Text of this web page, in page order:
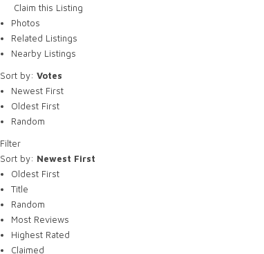
Claim this Listing
Photos
Related Listings
Nearby Listings
Sort by: Votes
Newest First
Oldest First
Random
Filter
Sort by: Newest First
Oldest First
Title
Random
Most Reviews
Highest Rated
Claimed